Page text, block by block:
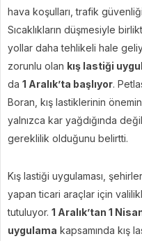
hava koşulları, trafik
Sıcaklıkların düşmesiyle
yollar daha tehlikeli hale
zorunlu olan kış lastiği
da 1 Aralık’ta başlıyor.
Boran, kış lastiklerinin
yalnızca kar yağdığında
gereklilik olduğunu belirtti.
Kış lastiği uygulaması,
yapan ticari araçlar için
tutuluyor. 1 Aralık’tan 1
uygulama kapsamında kış